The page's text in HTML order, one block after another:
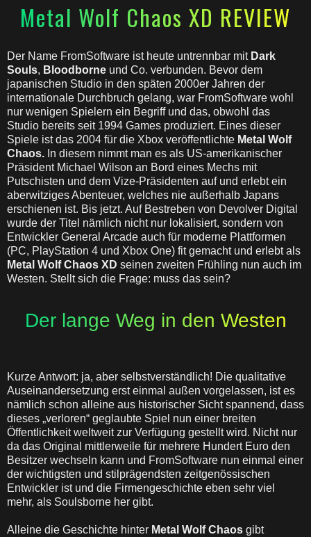
Metal Wolf Chaos XD REVIEW
Der Name FromSoftware ist heute untrennbar mit Dark
Souls, Bloodborne und Co. verbunden. Bevor dem
japanischen Studio in den späten 2000er Jahren der
internationale Durchbruch gelang, war FromSoftware wohl
nur wenigen Spielern ein Begriff und das, obwohl das
Studio bereits seit 1994 Games produziert. Eines dieser
Spiele ist das 2004 für die Xbox veröffentlichte Metal Wolf
Chaos. In diesem nimmt man es als US-amerikanischer
Präsident Michael Wilson an Bord eines Mechs mit
Putschisten und dem Vize-Präsidenten auf und erlebt ein
aberwitziges Abenteuer, welches nie außerhalb Japans
erschienen ist. Bis jetzt. Auf Bestreben von Devolver Digital
wurde der Titel nämlich nicht nur lokalisiert, sondern von
Entwickler General Arcade auch für moderne Plattformen
(PC, PlayStation 4 und Xbox One) fit gemacht und erlebt als
Metal Wolf Chaos XD seinen zweiten Frühling nun auch im
Westen. Stellt sich die Frage: muss das sein?
Der lange Weg in den Westen
Kurze Antwort: ja, aber selbstverständlich! Die qualitative
Auseinandersetzung erst einmal außen vorgelassen, ist es
nämlich schon alleine aus historischer Sicht spannend, dass
dieses „verloren“ geglaubte Spiel nun einer breiten
Öffentlichkeit weltweit zur Verfügung gestellt wird. Nicht nur
da das Original mittlerweile für mehrere Hundert Euro den
Besitzer wechseln kann und FromSoftware nun einmal einer
der wichtigsten und stilprägendsten zeitgenössischen
Entwickler ist und die Firmengeschichte eben sehr viel
mehr, als Soulsborne her gibt.
Alleine die Geschichte hinter Metal Wolf Chaos gibt